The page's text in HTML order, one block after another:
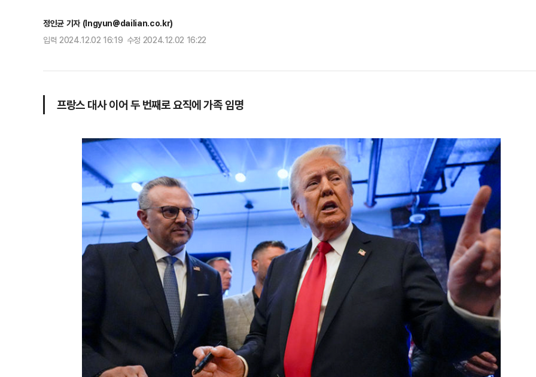
정인균 기자 (Ingyun@dailian.co.kr)
입력 2024.12.02 16:19 수정 2024.12.02 16:22
프랑스 대사 이어 두 번째로 요직에 가족 임명